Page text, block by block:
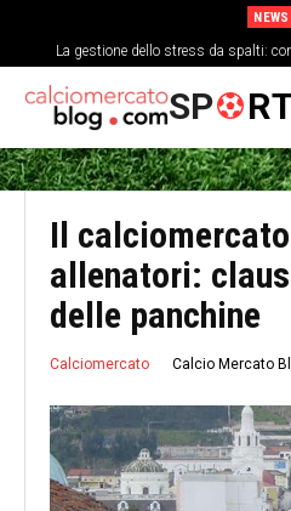
NEWS
La gestione dello stress da spalti:
Analisi tattica della difesa a
SP
Il
allenatori:
delle panchine
Calciomercato Calcio Mercato